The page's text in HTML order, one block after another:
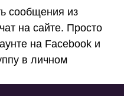
сообщения из
на сайте. Просто
на Facebook и
в личном